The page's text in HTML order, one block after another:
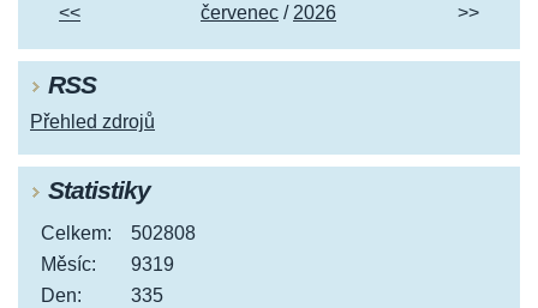
<< červenec / 2026 >>
RSS
Přehled zdrojů
Statistiky
Celkem:
502808
Měsíc:
9319
Den:
335